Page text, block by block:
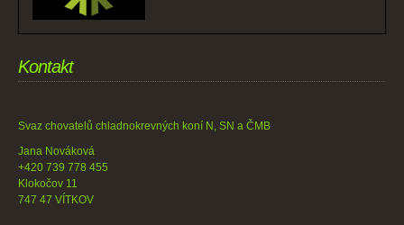
Kontakt
Svaz chovatelů chladnokrevných koní N, SN a ČMB
Jana Nováková
+420 739 778 455
Klokočov 11
747 47 VÍTKOV